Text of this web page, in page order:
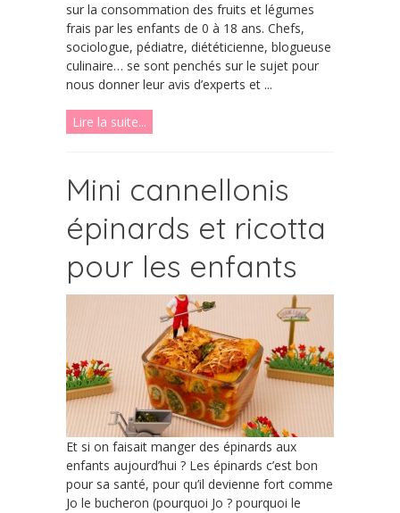
sur la consommation des fruits et légumes
frais par les enfants de 0 à 18 ans. Chefs,
sociologue, pédiatre, diététicienne, blogueuse
culinaire… se sont penchés sur le sujet pour
nous donner leur avis d’experts et ...
Lire la suite...
Mini cannellonis
épinards et ricotta
pour les enfants
Et si on faisait manger des épinards aux
enfants aujourd’hui ? Les épinards c’est bon
pour sa santé, pour qu’il devienne fort comme
Jo le bucheron (pourquoi Jo ? pourquoi le